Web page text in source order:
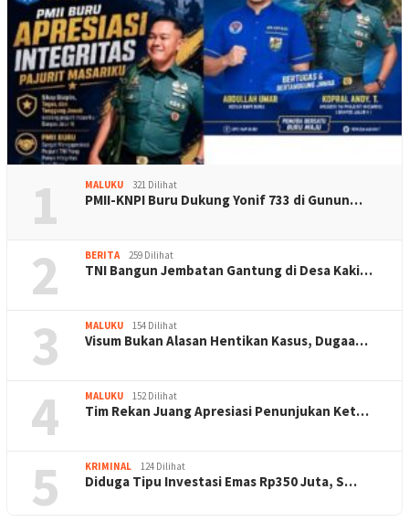
1 MALUKU 321 Dilihat
PMII-KNPI Buru Dukung Yonif 733 di Gunun…
2 BERITA 259 Dilihat
TNI Bangun Jembatan Gantung di Desa Kaki…
3 MALUKU 154 Dilihat
Visum Bukan Alasan Hentikan Kasus, Dugaa…
4 MALUKU 152 Dilihat
Tim Rekan Juang Apresiasi Penunjukan Ket…
5 KRIMINAL 124 Dilihat
Diduga Tipu Investasi Emas Rp350 Juta, S…